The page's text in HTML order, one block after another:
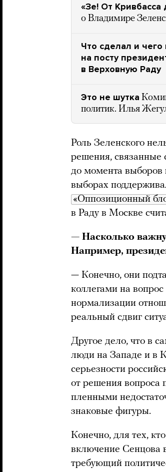
«Зе! От Кривбасса
о Владимире
Что сделал и
на посту
в Верховную Раду
Это не шутка
политик. Илья
Роль Зеленского
решения, связанные
до момента выборов
выборах
«Оппозиционный
в Раду в Москве
— Насколько
Например,
— Конечно, они
коллегами на
нормализации
реальный сдвиг
Другое дело, что в
люди на Западе и в
серьезности
от решения вопроса
пленными
знаковые фигуры.
Конечно, для тех,
включение Сенцова
требующий